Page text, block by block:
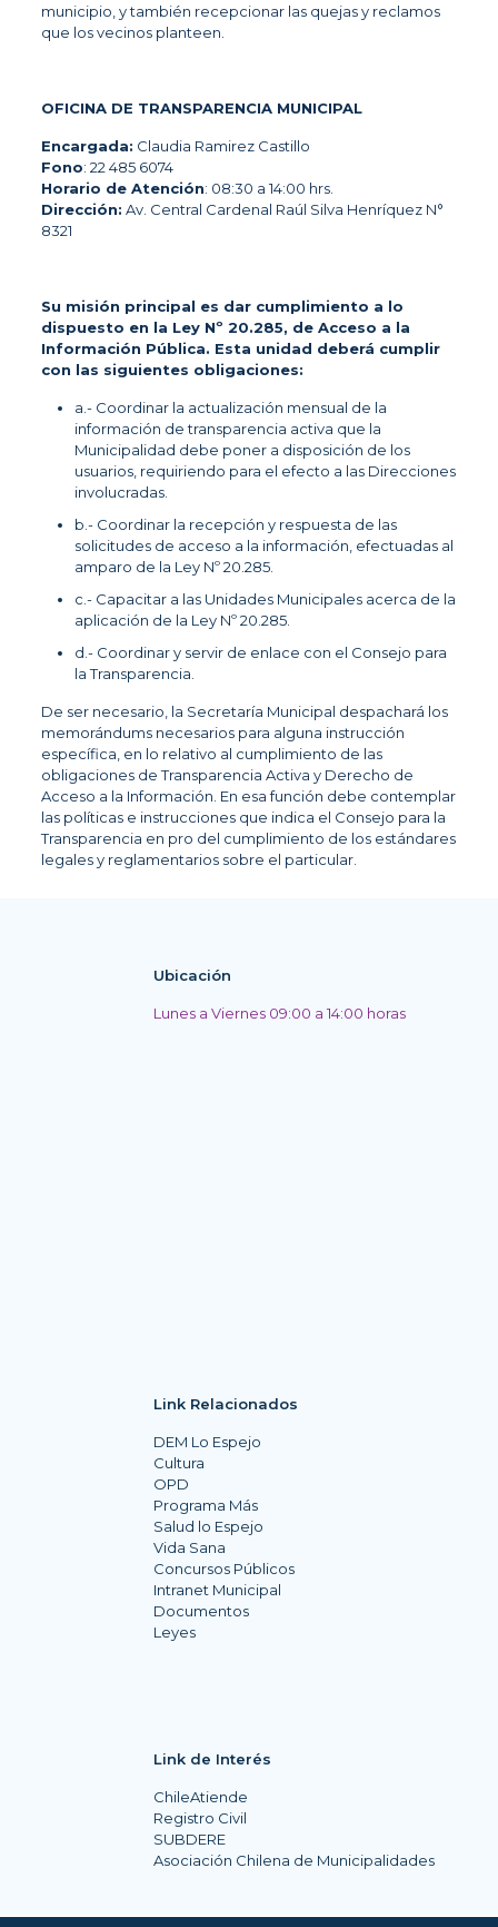
municipio, y también recepcionar las quejas y reclamos
que los vecinos planteen.
OFICINA DE TRANSPARENCIA MUNICIPAL
Encargada: Claudia Ramirez Castillo
Fono: 22 485 6074
Horario de Atención: 08:30 a 14:00 hrs.
Dirección: Av. Central Cardenal Raúl Silva Henríquez N°
8321
Su misión principal es dar cumplimiento a lo
dispuesto en la Ley Nº 20.285, de Acceso a la
Información Pública. Esta unidad deberá cumplir
con las siguientes obligaciones:
a.- Coordinar la actualización mensual de la
información de transparencia activa que la
Municipalidad debe poner a disposición de los
usuarios, requiriendo para el efecto a las Direcciones
involucradas.
b.- Coordinar la recepción y respuesta de las
solicitudes de acceso a la información, efectuadas al
amparo de la Ley Nº 20.285.
c.- Capacitar a las Unidades Municipales acerca de la
aplicación de la Ley Nº 20.285.
d.- Coordinar y servir de enlace con el Consejo para
la Transparencia.
De ser necesario, la Secretaría Municipal despachará los
memorándums necesarios para alguna instrucción
específica, en lo relativo al cumplimiento de las
obligaciones de Transparencia Activa y Derecho de
Acceso a la Información. En esa función debe contemplar
las políticas e instrucciones que indica el Consejo para la
Transparencia en pro del cumplimiento de los estándares
legales y reglamentarios sobre el particular.
Ubicación
Lunes a Viernes 09:00 a 14:00 horas
Link Relacionados
DEM Lo Espejo
Cultura
OPD
Programa Más
Salud lo Espejo
Vida Sana
Concursos Públicos
Intranet Municipal
Documentos
Leyes
Link de Interés
ChileAtiende
Registro Civil
SUBDERE
Asociación Chilena de Municipalidades